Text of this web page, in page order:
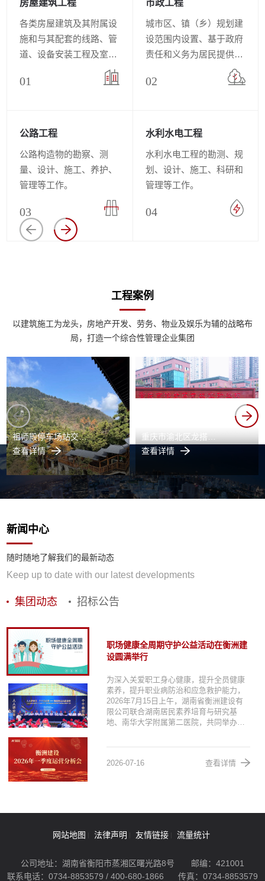
房屋建筑工程
各类房屋建筑及其附属设
施和与其配套的线路、管
道、设备安装工程及室内
01
市政工程
城市区、镇（乡）规划建
设范围内设置、基于政府
责任和义务为居民提供有
偿或无偿公共产品和服务
的各种建筑物...
02
公路工程
公路构造物的勘察、测
量、设计、施工、养护、
管理等工作。
03
水利水电工程
水利水电工程的勘测、规
划、设计、施工、科研和
管理等工作。
04
工程案例
以建筑施工为龙头，房地产开发、劳务、物业及娱乐为辅的战略布
局，打造一个综合性管理企业集团
祖师殿停车场站交通组织及周边旅游配套设施提质改造项目
查看详情
查看详情
新闻中心
随时随地了解我们的最新动态
Keep up to date with our latest developments
集团动态 招标公告
职场健康全周期守护公益活动在衡洲建
设圆满举行
为深入关爱职工身心健康，提升全员健康
素养，提升职业病防治和应急救护能力，
2026年7月15日上午，湖南省衡洲建设有
限公司联合湖南居民素养培育与研究基
地、南华大学附属第二医院，共同举办了
2026-07-16 查看详情
网站地图 法律声明 友情链接 流量统计
公司地址：湖南省衡阳市蒸湘区曙光路8号
邮编：421001
联系电话：0734-8853579 / 400-680-1866
传真：0734-8853579